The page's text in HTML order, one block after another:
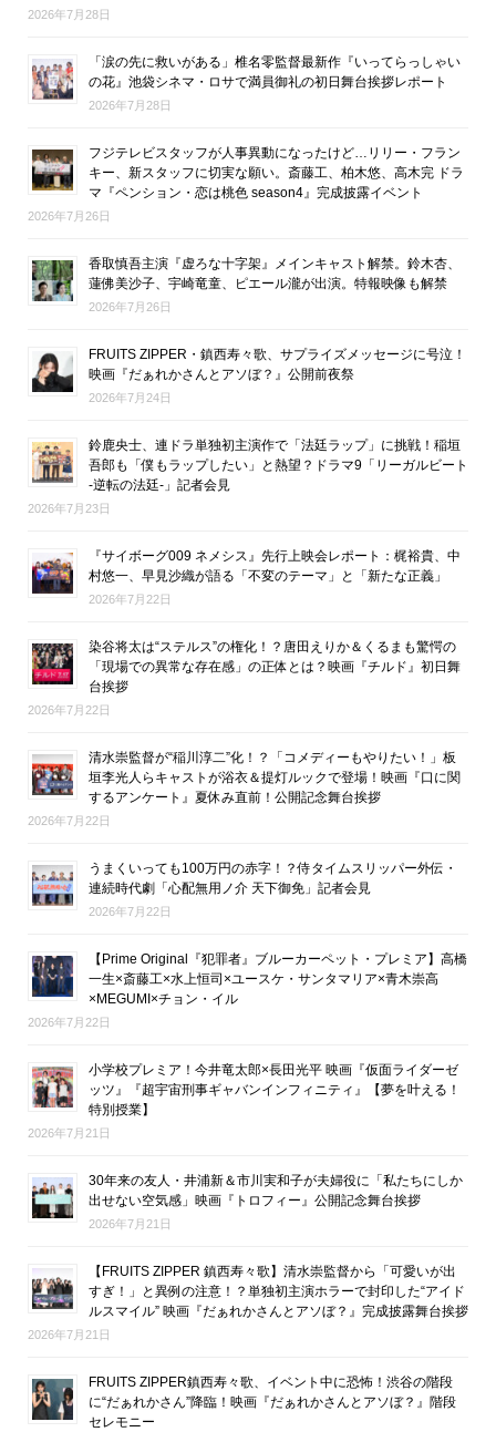
2026年7月28日
「涙の先に救いがある」椎名零監督最新作『いってらっしゃい
の花』池袋シネマ・ロサで満員御礼の初日舞台挨拶レポート
2026年7月28日
フジテレビスタッフが人事異動になったけど…リリー・フラン
キー、新スタッフに切実な願い。斎藤工、柏木悠、高木完 ドラ
マ『ペンション・恋は桃色 season4』完成披露イベント
2026年7月26日
香取慎吾主演『虚ろな十字架』メインキャスト解禁。鈴木杏、
蓮佛美沙子、宇崎竜童、ピエール瀧が出演。特報映像も解禁
2026年7月26日
FRUITS ZIPPER・鎮西寿々歌、サプライズメッセージに号泣！
映画『だぁれかさんとアソぼ？』公開前夜祭
2026年7月24日
鈴鹿央士、連ドラ単独初主演作で「法廷ラップ」に挑戦！稲垣
吾郎も「僕もラップしたい」と熱望？ドラマ9「リーガルビート
-逆転の法廷-」記者会見
2026年7月23日
『サイボーグ009 ネメシス』先行上映会レポート：梶裕貴、中
村悠一、早見沙織が語る「不変のテーマ」と「新たな正義」
2026年7月22日
染谷将太は“ステルス”の権化！？唐田えりか＆くるまも驚愕の
「現場での異常な存在感」の正体とは？映画『チルド』初日舞
台挨拶
2026年7月22日
清水崇監督が“稲川淳二”化！？「コメディーもやりたい！」板
垣李光人らキャストが浴衣＆提灯ルックで登場！映画『口に関
するアンケート』夏休み直前！公開記念舞台挨拶
2026年7月22日
うまくいっても100万円の赤字！？侍タイムスリッパー外伝・
連続時代劇「心配無用ノ介 天下御免」記者会見
2026年7月22日
【Prime Original『犯罪者』ブルーカーペット・プレミア】高橋
一生×斎藤工×水上恒司×ユースケ・サンタマリア×青木崇高
×MEGUMI×チョン・イル
2026年7月22日
小学校プレミア！今井竜太郎×長田光平 映画『仮面ライダーゼ
ッツ』『超宇宙刑事ギャバンインフィニティ』【夢を叶える！
特別授業】
2026年7月21日
30年来の友人・井浦新＆市川実和子が夫婦役に「私たちにしか
出せない空気感」映画『トロフィー』公開記念舞台挨拶
2026年7月21日
【FRUITS ZIPPER 鎮西寿々歌】清水崇監督から「可愛いが出
すぎ！」と異例の注意！？単独初主演ホラーで封印した“アイド
ルスマイル” 映画『だぁれかさんとアソぼ？』完成披露舞台挨拶
2026年7月21日
FRUITS ZIPPER鎮西寿々歌、イベント中に恐怖！渋谷の階段
に“だぁれかさん”降臨！映画『だぁれかさんとアソぼ？』階段
セレモニー